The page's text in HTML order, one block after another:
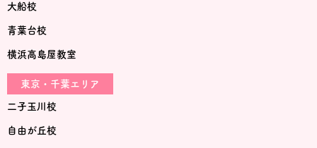
大船校
青葉台校
横浜高島屋教室
東京・千葉エリア
二子玉川校
自由が丘校